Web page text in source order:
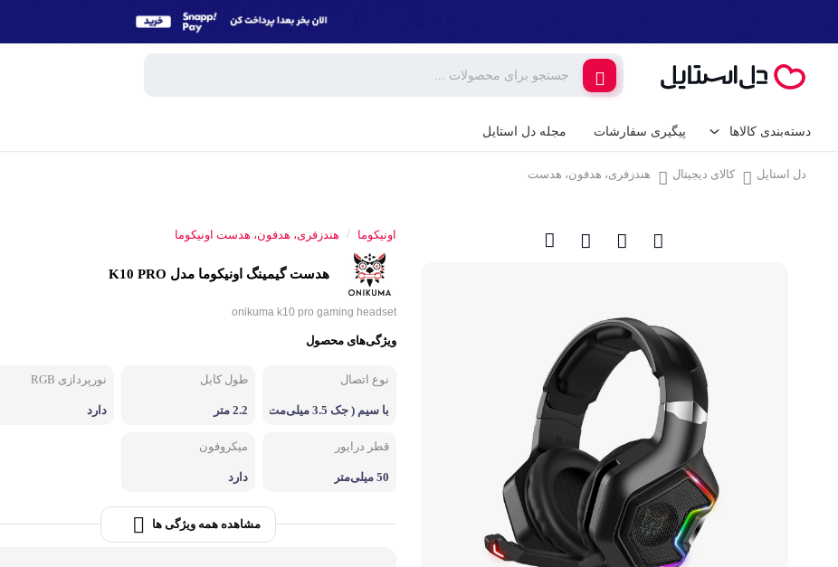
دسته‌بندی کالاها
کالای دیجیتال
کیبورد (صفحه کلید)
ماوس
تجهیزات شبکه و ارتباطات
هارد دیسک اکسترنال
پاوربانک
ابزار آلات و تجهیزات
کتاب، لوازم تحریر و هنر
اسباب بازی
پیگیری سفارشات مجله دل استایل
دل استایل کالای دیجیتال هندزفری، هدفون، هدست
اونیکوما / هندزفری، هدفون، هدست اونیکوما
هدست گیمینگ اونیکوما مدل K10 PRO
onikuma k10 pro gaming headset
ویژگی‌های محصول
نوع اتصال
با سیم ( جک 3.5 میلی‌مت
طول کابل
2.2 متر
نورپردازی RGB
دارد
قطر درایور
50 میلی‌متر
میکروفون
دارد
مشاهده همه ویژگی ها